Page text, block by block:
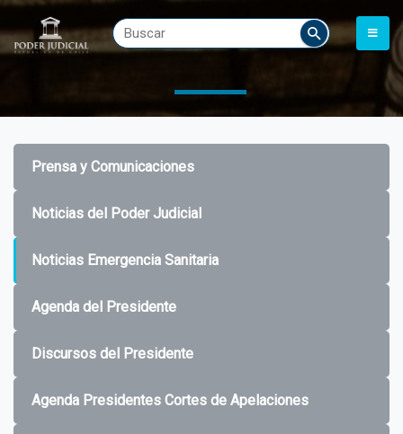
Prensa y Comunicaciones
Noticias del Poder Judicial
Noticias Emergencia Sanitaria
Agenda del Presidente
Discursos del Presidente
Agenda Presidentes Cortes de Apelaciones